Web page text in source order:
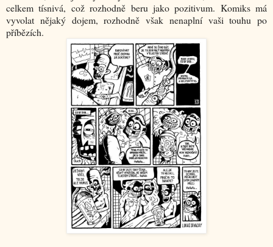
celkem tísnivá, což rozhodně beru jako pozitivum. Komiks má
vyvolat nějaký dojem, rozhodně však nenaplní vaši touhu po
příbězích.